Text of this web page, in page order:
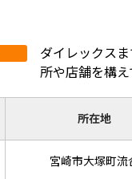
ダイレックス
所や店舗を構
所在地
宮崎市大塚町流